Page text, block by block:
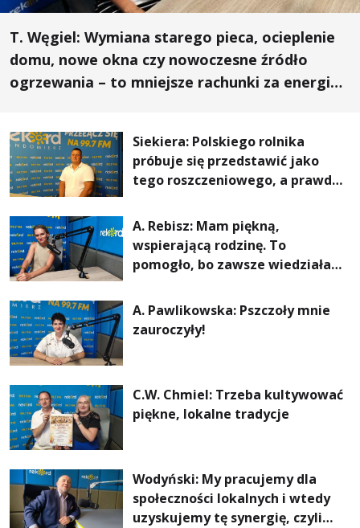
T. Węgiel: Wymiana starego pieca, ocieplenie
domu, nowe okna czy nowoczesne źródło
ogrzewania – to mniejsze rachunki za energię,
Siekiera: Polskiego rolnika
próbuje się przedstawić jako
tego roszczeniowego, a prawda
A. Rebisz: Mam piękną,
wspierającą rodzinę. To
pomogło, bo zawsze wiedziałam,
najważniejsza
A. Pawlikowska: Pszczoły mnie
zauroczyły!
C.W. Chmiel: Trzeba kultywować
piękne, lokalne tradycje
Wodyński: My pracujemy dla
społeczności lokalnych i wtedy
uzyskujemy tę synergię, czyli